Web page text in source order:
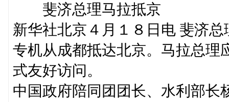
斐济总理马拉抵京
新华社北京４月１８日电 斐济
专机从成都抵达北京。马拉总理
式友好访问。
中国政府陪同团团长、水利部长